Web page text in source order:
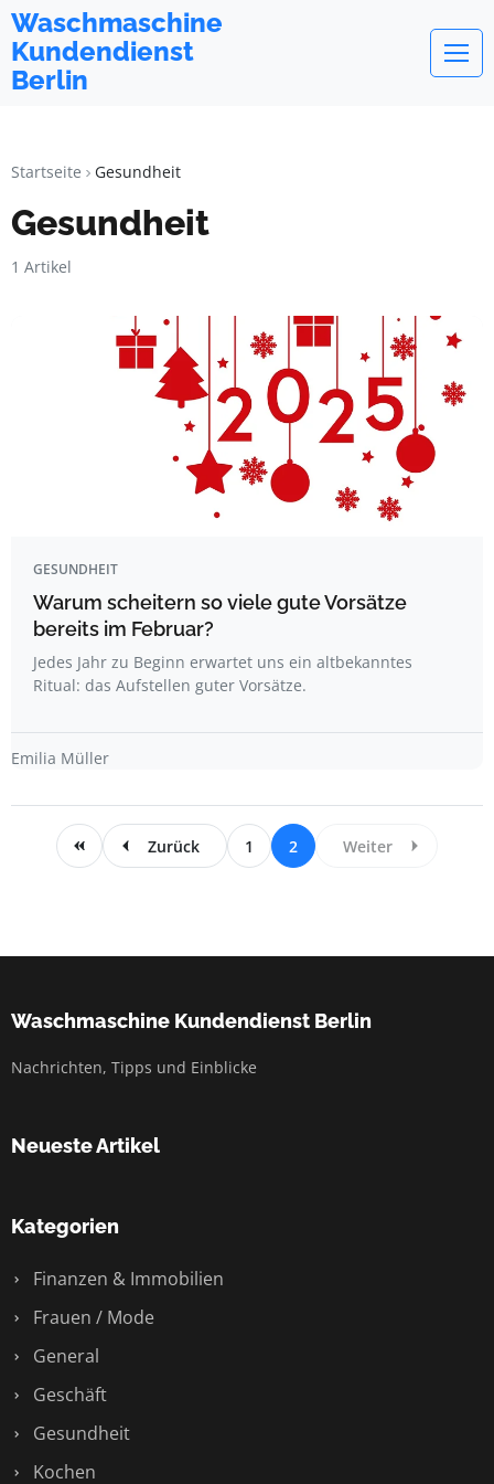
Waschmaschine
Kundendienst
Berlin
Startseite Gesundheit
Gesundheit
1 Artikel
GESUNDHEIT
Warum scheitern so viele gute Vorsätze
bereits im Februar?
Jedes Jahr zu Beginn erwartet uns ein altbekanntes
Ritual: das Aufstellen guter Vorsätze.
Emilia Müller
Zurück 1 2 Weiter
Waschmaschine Kundendienst Berlin
Nachrichten, Tipps und Einblicke
Neueste Artikel
Kategorien
Finanzen & Immobilien
Frauen / Mode
General
Geschäft
Gesundheit
Kochen